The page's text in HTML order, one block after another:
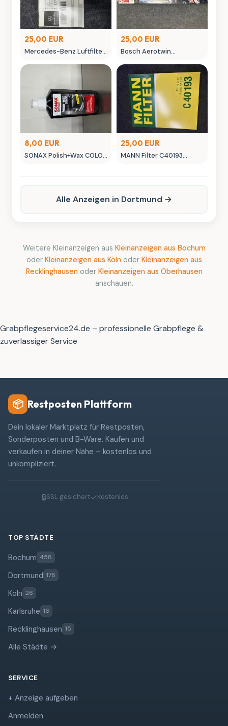
25,00 EUR
Mercedes-Benz Luftfilter
Ersatzteil
25,00 EUR
Bosch Aerotwin
neuwertig in OVP
8,00 EUR
SONAX Polish+Wax COLOR
25,00 EUR
MANN Filter C40193
Alle Anzeigen in Dortmund →
Weitere Kleinanzeigen aus Kleinanzeigen aus Bochum
oder Kleinanzeigen aus Kölnoder Kleinanzeigen aus
Recklinghausenoder Kleinanzeigen aus Oberhausen
anschauen.
Grabpflegeservice24.de – professionelle Grabpflege &
zuverlässiger Service
📦 Restposten Plattform
Dein lokaler Marktplatz für Restposten,
Sonderposten und B-Ware. Kaufen und
verkaufen in deiner Nähe – kostenlos und
unkompliziert.
🔒SSL gesichert✓Kostenlos
TOP STÄDTE
Bochum 458
Dortmund 178
Köln 26
Karlsruhe 16
Recklinghausen 15
Alle Städte →
SERVICE
+ Anzeige aufgeben
Anmelden